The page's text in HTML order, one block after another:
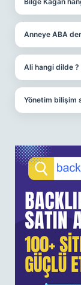
Anneye ABA
Ali hangi dilde ?
Yönetim bilişim